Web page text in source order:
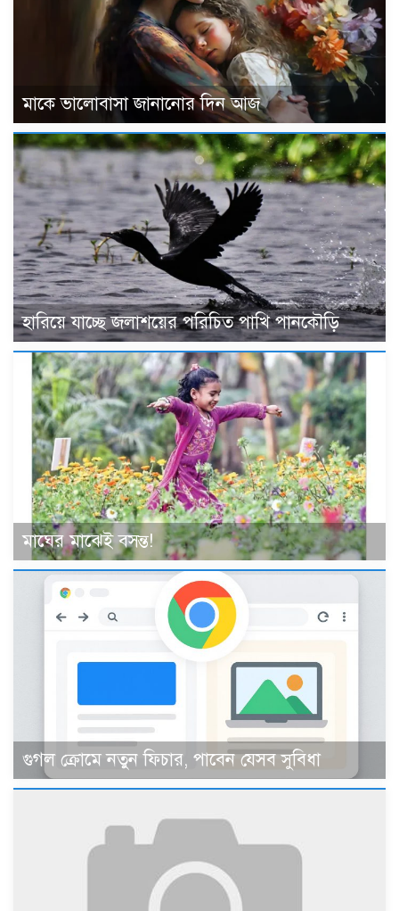
মাকে ভালোবাসা জানানোর দিন আজ
হারিয়ে যাচ্ছে জলাশয়ের পরিচিত পাখি পানকৌড়ি
মাঘের মাঝেই বসন্ত!
গুগল ক্রোমে নতুন ফিচার, পাবেন যেসব সুবিধা